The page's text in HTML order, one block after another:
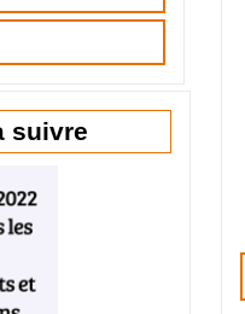
suivre